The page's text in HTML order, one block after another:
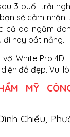
3 buổi trải
sẽ cảm nhận
cả da ngăm
đi hay bắt nắng.
với White Pro 4D
đồ đẹp. Vui
MỸ
Chiểu,